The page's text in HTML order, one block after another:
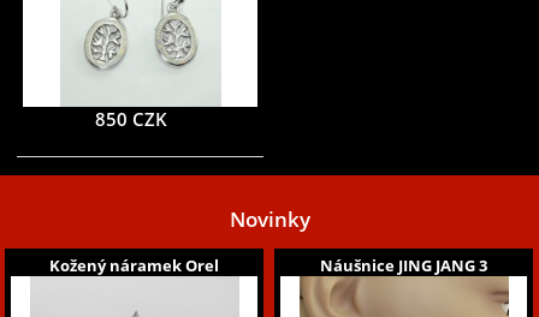
850 CZK
Novinky
Kožený náramek Orel Náušnice JING JANG 3